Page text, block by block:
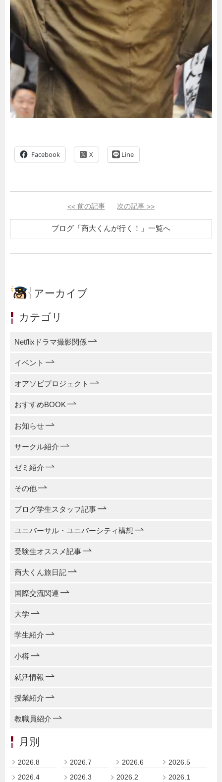
Facebook Line
<< 前の記事 次の記事 >>
ブログ「商大くんが行く！」一覧へ
アーカイブ
カテゴリ
Netflixドラマ撮影関係
イベント
オアソビプロジェクト
おすすめBOOK
お知らせ
サークル紹介
ゼミ紹介
その他
ブログ学生スタッフ記事
ユニバーサル・ユニバーシティ構想
受験生オススメ記事
商大くん旅日記
国際交流関連
大学
学生紹介
小樽
就活情報
授業紹介
教職員紹介
月別
2026.8 2026.7 2026.6
2026.5
2026.4
2026.3 2026.2
2026.1